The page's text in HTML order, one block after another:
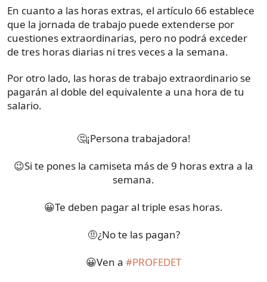
En cuanto a las horas extras, el artículo 66 establece
que la jornada de trabajo puede extenderse por
cuestiones extraordinarias, pero no podrá exceder
de tres horas diarias ni tres veces a la semana.
Por otro lado, las horas de trabajo extraordinario se
pagarán al doble del equivalente a una hora de tu
salario.
🤔¡Persona trabajadora!
😉Si te pones la camiseta más de 9 horas extra a la
semana.
😀Te deben pagar al triple esas horas.
🤨¿No te las pagan?
😀Ven a #PROFEDET